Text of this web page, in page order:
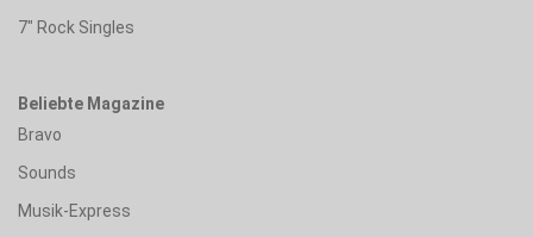
7" Rock Singles
Beliebte Magazine
Bravo
Sounds
Musik-Express